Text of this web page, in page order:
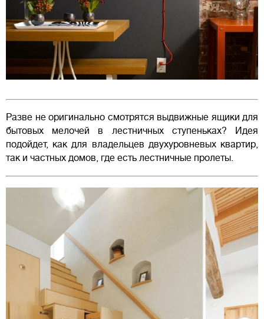
Разве не оригинально смотрятся выдвижные ящики для
бытовых мелочей в лестничных ступеньках? Идея
подойдет, как для владельцев двухуровневых квартир,
так и частных домов, где есть лестничные пролеты.